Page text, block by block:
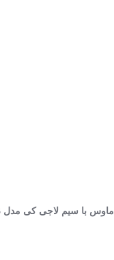
ماوس با سیم لاجی کی مدل Logikey M113